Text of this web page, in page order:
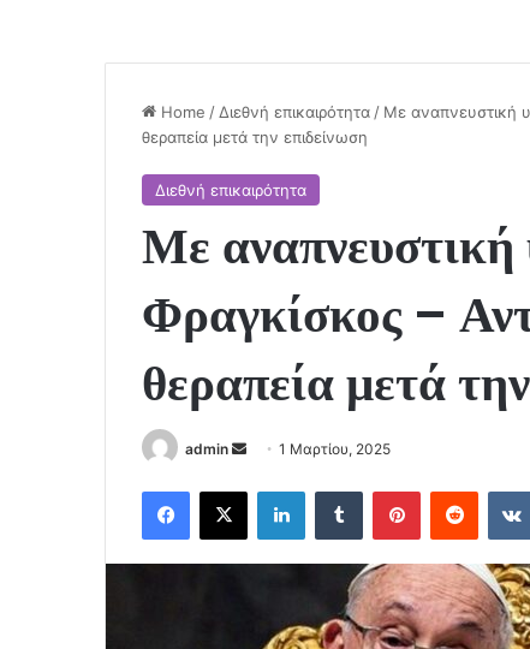
Home / Διεθνή επικαιρότητα / Με αναπνευστική
θεραπεία μετά την επιδείνωση
Διεθνή επικαιρότητα
Με αναπνευστική
Φραγκίσκος –
θεραπεία μετά
admin
Send
email
1 Μαρτίου, 2025
Facebook
X LinkedInTumblr PinterestReddit